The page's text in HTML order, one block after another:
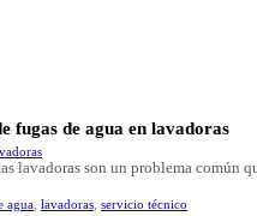
fugas de agua en lavadoras
lavadoras son un problema común
agua lavadoras servicio técnico